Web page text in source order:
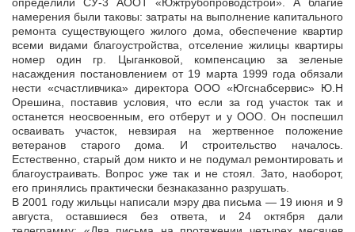
определили СУ-3 АООТ «Южтрубопроводстрой». А благие
намерения были таковы: затраты на выполнение капитального
ремонта существующего жилого дома, обеспечение квартир
всеми видами благоустройства, отселение жилицы квартиры
номер один гр. Цыганковой, компенсацию за зеленые
насаждения постановлением от 19 марта 1999 года обязали
нести «счастливчика» директора ООО «Югснабсервис» Ю.Н
Орешина, поставив условия, что если за год участок так и
останется неосвоенным, его отберут и у ООО. Он поспешил
осваивать участок, невзирая на жертвенное положение
ветеранов старого дома. И строительство началось.
Естественно, старый дом никто и не подумал ремонтировать и
благоустраивать. Вопрос уже так и не стоял. Зато, наоборот,
его принялись практически безнаказанно разрушать.
В 2001 году жильцы написали мэру два письма — 19 июня и 9
августа, оставшиеся без ответа, и 24 октября дали